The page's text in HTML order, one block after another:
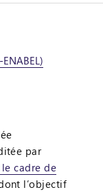
par
le cadre de
l’objectif